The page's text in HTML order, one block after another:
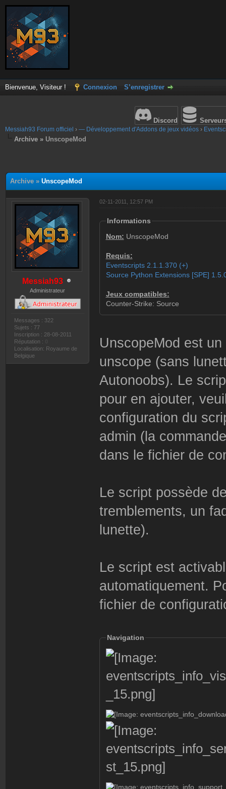
Bienvenue, Visiteur ! Connexion S’enregistrer
Discord
Messiah93 Forum officiel › — Développement d'Addons de jeux vidéos ›
Archive » UnscopeMod
Archive » UnscopeMod
Messiah93
Administrateur
Messages : 322
Sujets : 77
Inscription : 28-08-2011
Réputation :
Localisation: Royaume de
Belgique
02-11-2011, 12:57 PM
Informations
Nom: UnscopeMod
Requis:
Eventscripts 2.1.1.370 (+)
Source Python Extensions [SPE]
Jeux compatibles:
Counter-Strike: Source
UnscopeMod est
unscope (sans
Autonoobs). Le
pour en ajouter,
configuration du
admin (la
dans le fichier de
Le script possède
tremblements, un
lunette).
Le script est
automatiquement.
fichier de
Navigation